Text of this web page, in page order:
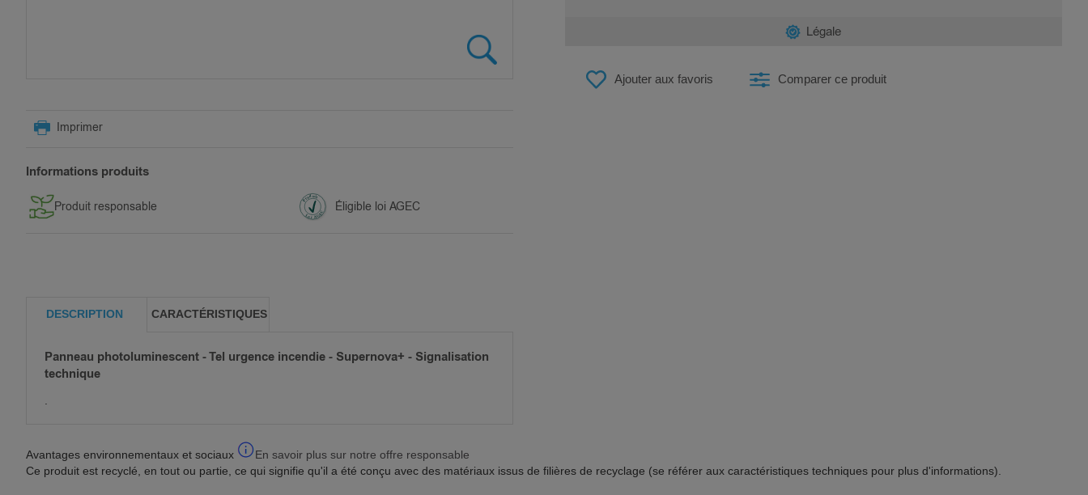
THE
THE
IMAGES
GALLERY
Ajouter aux favoris Comparer ce produit
Légale
Imprimer
Informations produits
Produit responsable Éligible loi AGEC
DESCRIPTION
Panneau photoluminescent - Tel urgence incendie - Supernova+ - Signalisation
technique
CARACTÉRISTIQUES
Avantages environnementaux et sociaux
En savoir plus sur notre offre responsable
Ce produit est recyclé, en tout ou partie, ce qui signifie qu'il a été conçu avec des matériaux issus de filières de recyclage (se référer aux caractéristiques techniques pour plus d'informations).